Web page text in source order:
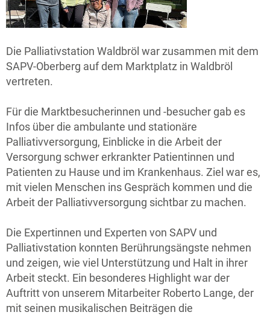
Die Palliativstation Waldbröl war zusammen mit dem
SAPV-Oberberg auf dem Marktplatz in Waldbröl
vertreten.
Für die Marktbesucherinnen und -besucher gab es
Infos über die ambulante und stationäre
Palliativversorgung, Einblicke in die Arbeit der
Versorgung schwer erkrankter Patientinnen und
Patienten zu Hause und im Krankenhaus. Ziel war es,
mit vielen Menschen ins Gespräch kommen und die
Arbeit der Palliativversorgung sichtbar zu machen.
Die Expertinnen und Experten von SAPV und
Palliativstation konnten Berührungsängste nehmen
und zeigen, wie viel Unterstützung und Halt in ihrer
Arbeit steckt. Ein besonderes Highlight war der
Auftritt von unserem Mitarbeiter Roberto Lange, der
mit seinen musikalischen Beiträgen die